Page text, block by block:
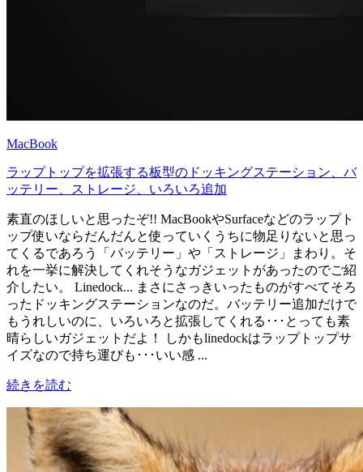
MacBook
ラップトップを拡張する板型のドッキングステーション、バ
ッテリー、ストレージ、いろいろ追加
素直のほしいと思ったぞ!! MacBookやSurfaceなどのラップト
ップ使いならだんだんと使っていくうちに物足りないと思っ
てくるであろう「バッテリー」や「ストレージ」まわり。そ
れを一挙に解決してくれそうなガジェットがあったのでご紹
介したい。 Linedock... まさにさっきいったものがすべてそろ
ったドッキングステーションなのだ。バッテリー追加だけで
もうれしいのに、いろいろと拡張してくれる･･･とっても素
晴らしいガジェットだよ！ しかもlinedockはラップトップサ
イズなので持ち運びも･･･いい感 ...
続きを読む